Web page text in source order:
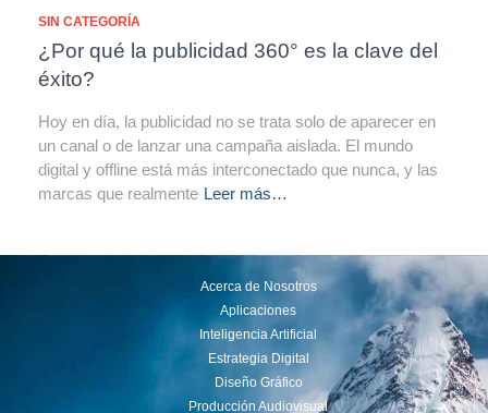
SIN CATEGORÍA
¿Por qué la publicidad 360° es la clave del
éxito?
Hoy en día, la publicidad no se trata solo de aparecer en
un canal o de lanzar una campaña aislada. El mundo
digital y offline está más interconectado que nunca, y las
marcas que realmente Leer más…
Acerca de Nosotros
Aplicaciones
Inteligencia Artificial
Estrategia Digital
Diseño Gráfico
Producción Audiovisual